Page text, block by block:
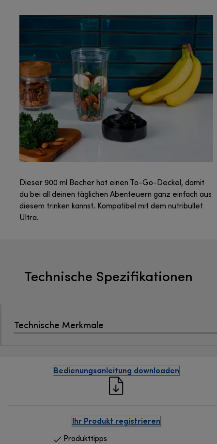
Dieser 900 ml Becher hat einen To-Go-Deckel, damit
du bei all deinen täglichen Abenteuern ganz einfach aus
diesem trinken kannst. Kompatibel mit dem nutribullet
Ultra.
Technische Spezifikationen
Technische Merkmale
Bedienungsanleitung downloaden
Ihr Produkt registrieren
Produkttipps